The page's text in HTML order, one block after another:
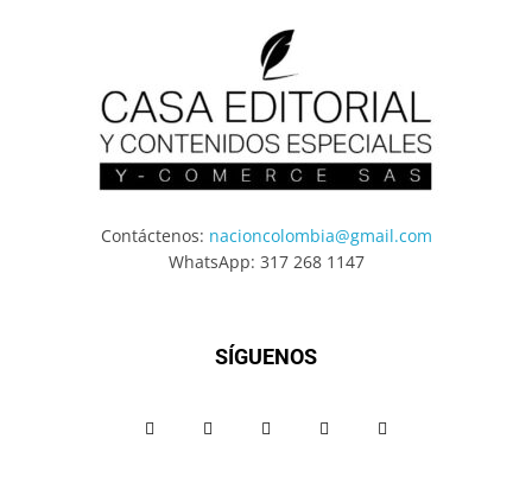
Contáctenos: nacioncolombia@gmail.com
WhatsApp: 317 268 1147
SÍGUENOS